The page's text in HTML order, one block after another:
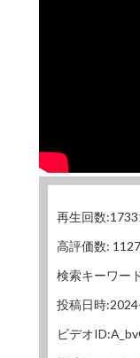
再生回数
高評価数:
検索キーワー
投稿日時
ビデオ